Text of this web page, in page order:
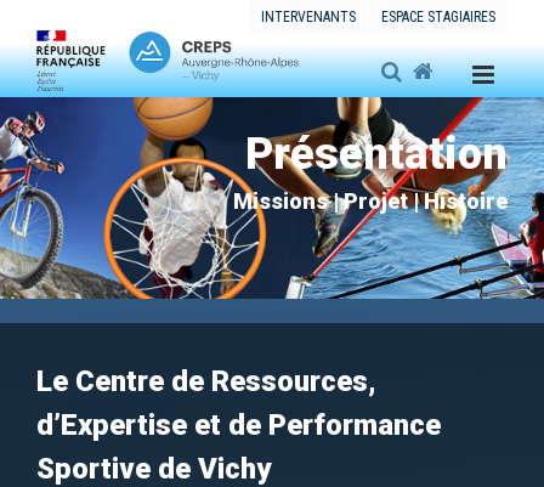
INTERVENANTS ESPACE STAGIAIRES
Présentation
Missions | Projet | Histoire
Le Centre de Ressources,
d’Expertise et de Performance
Sportive de Vichy